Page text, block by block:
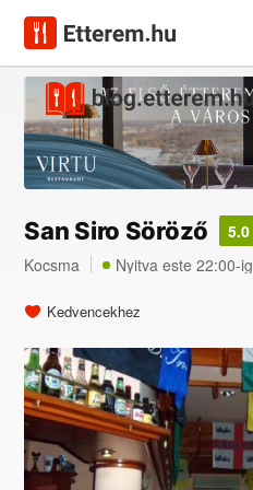
San Siro Söröző
5.0
Kocsma
Nyitva este 22:00-ig
Kedvencekhez